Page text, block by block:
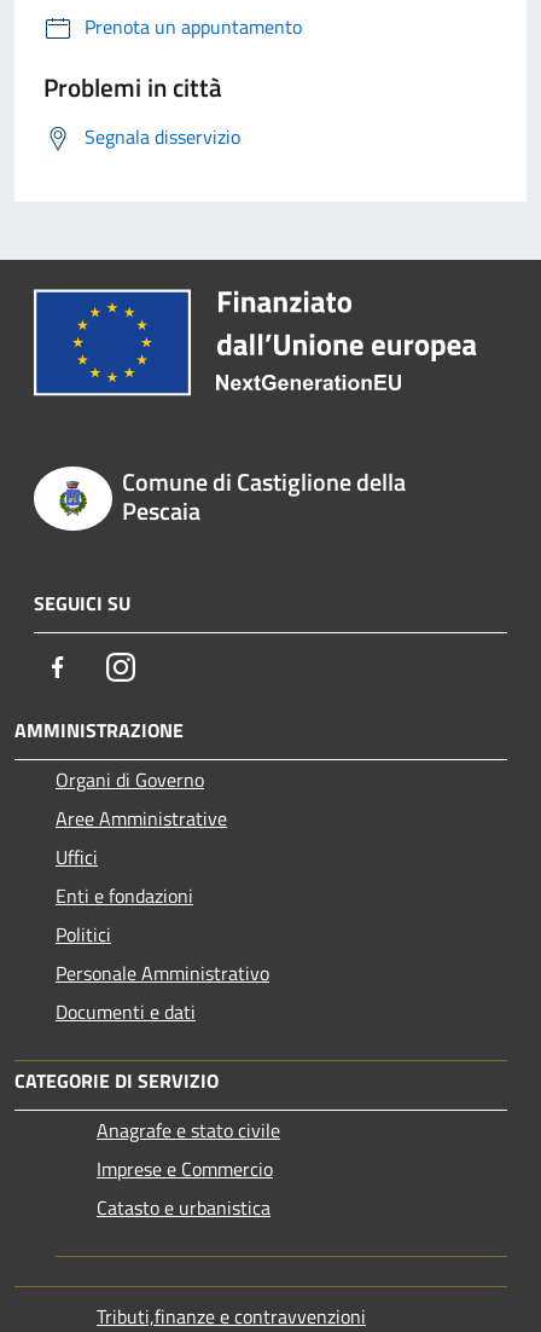
Prenota un appuntamento
Problemi in città
Segnala disservizio
Comune di Castiglione della
Pescaia
SEGUICI SU
FacebookInstagram
AMMINISTRAZIONE
Organi di Governo
Aree Amministrative
Uffici
Enti e fondazioni
Politici
Personale Amministrativo
Documenti e dati
CATEGORIE DI SERVIZIO
Anagrafe e stato civile
Imprese e Commercio
Catasto e urbanistica
Tributi,finanze e contravvenzioni